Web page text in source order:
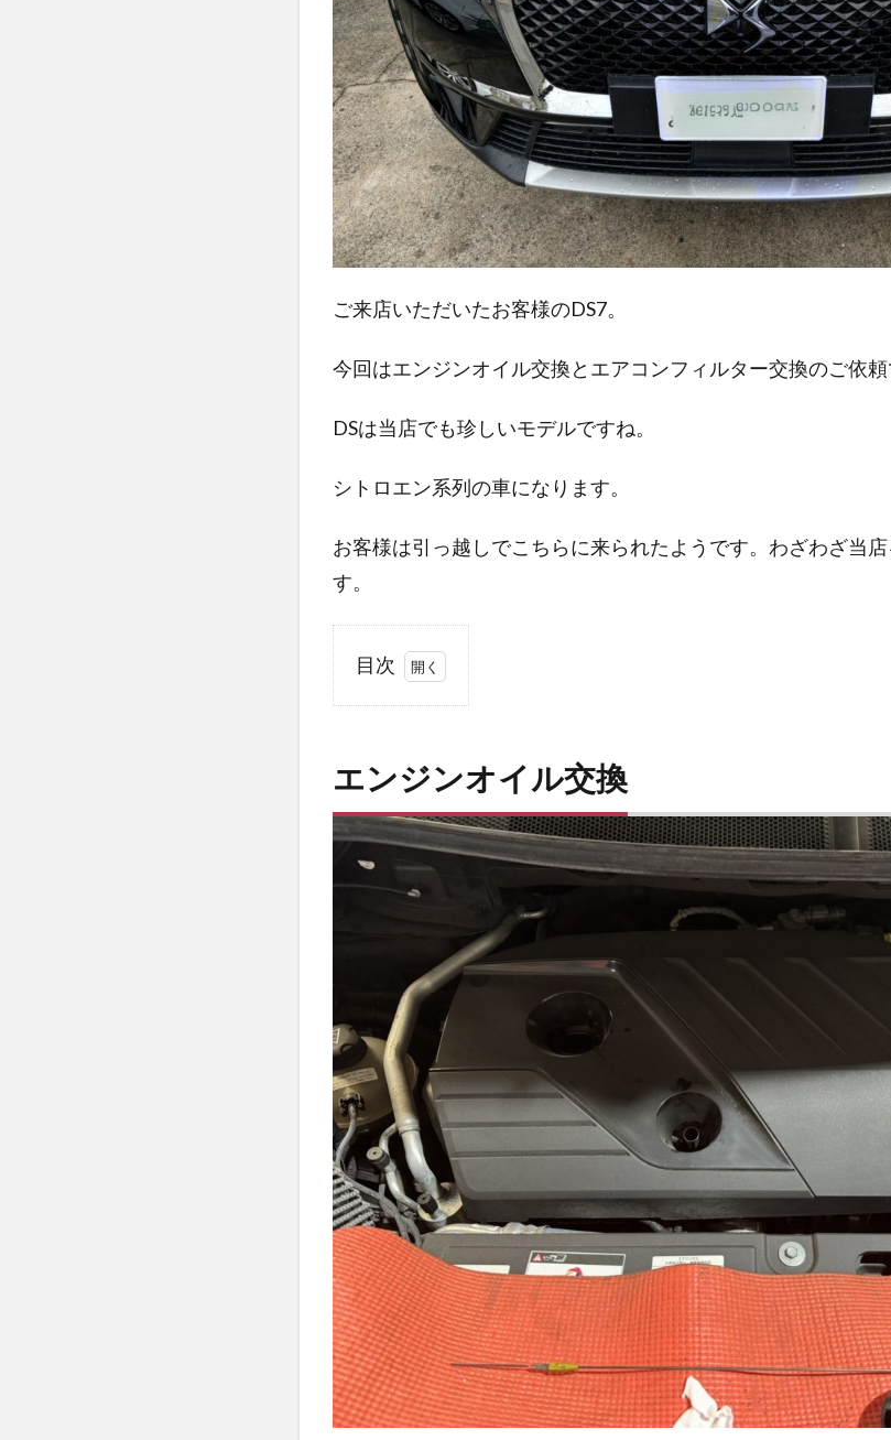
ご来店いただいたお客様のDS7。
今回はエンジンオイル交換とエアコンフィルター交換のご依頼
DSは当店でも珍しいモデルですね。
シトロエン系列の車になります。
お客様は引っ越しでこちらに来られたようです。わざわざ当
す。
目次
ジ
オ
ア
コ
ン
フ
ィ
ル
タ
ー
交
換
3
WONDER
four
AUTOMOTIVE
店舗情報
3.1
エンジンオイル交換